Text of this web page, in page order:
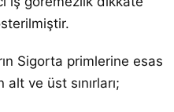
Sigorta primlerine esas
alt ve üst sınırları;